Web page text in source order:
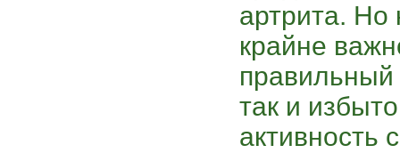
артрита. Но
крайне
правильный
так и
активность